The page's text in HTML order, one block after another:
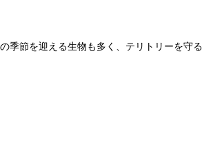
季節を迎える生物も多く、テリトリーを